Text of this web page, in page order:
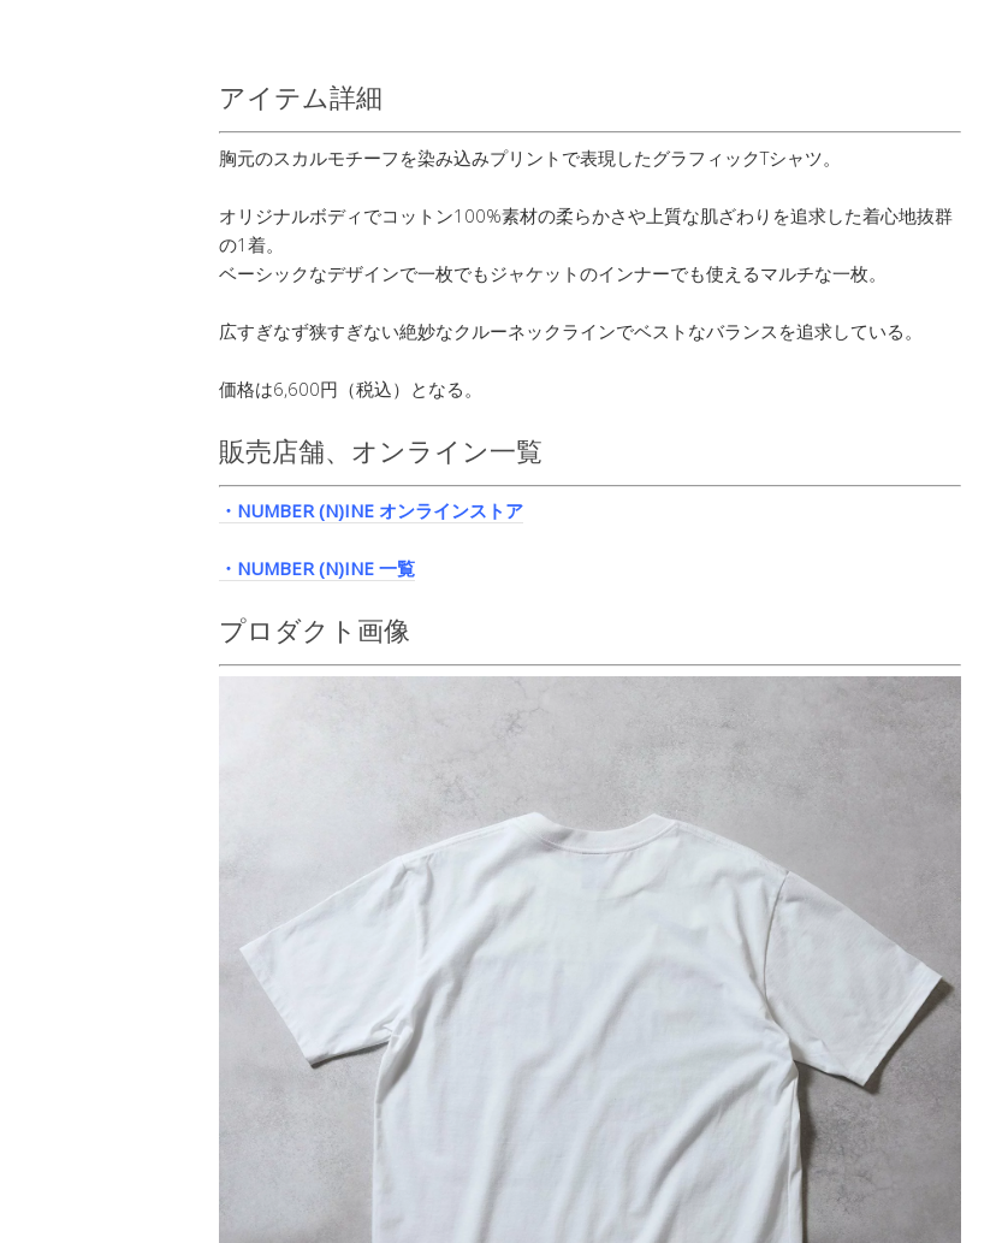
アイテム詳細
胸元のスカルモチーフを染み込みプリントで表現したグラフィックTシャツ。
オリジナルボディでコットン100%素材の柔らかさや上質な肌ざわりを追求した着心地抜群
の1着。
ベーシックなデザインで一枚でもジャケットのインナーでも使えるマルチな一枚。
広すぎなず狭すぎない絶妙なクルーネックラインでベストなバランスを追求している。
価格は6,600円（税込）となる。
販売店舗、オンライン一覧
・NUMBER (N)INE オンラインストア
・NUMBER (N)INE 一覧
プロダクト画像